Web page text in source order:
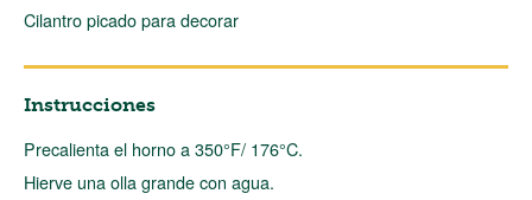
Cilantro picado para decorar
Instrucciones
Precalienta el horno a 350°F/ 176°C.
Hierve una olla grande con agua.